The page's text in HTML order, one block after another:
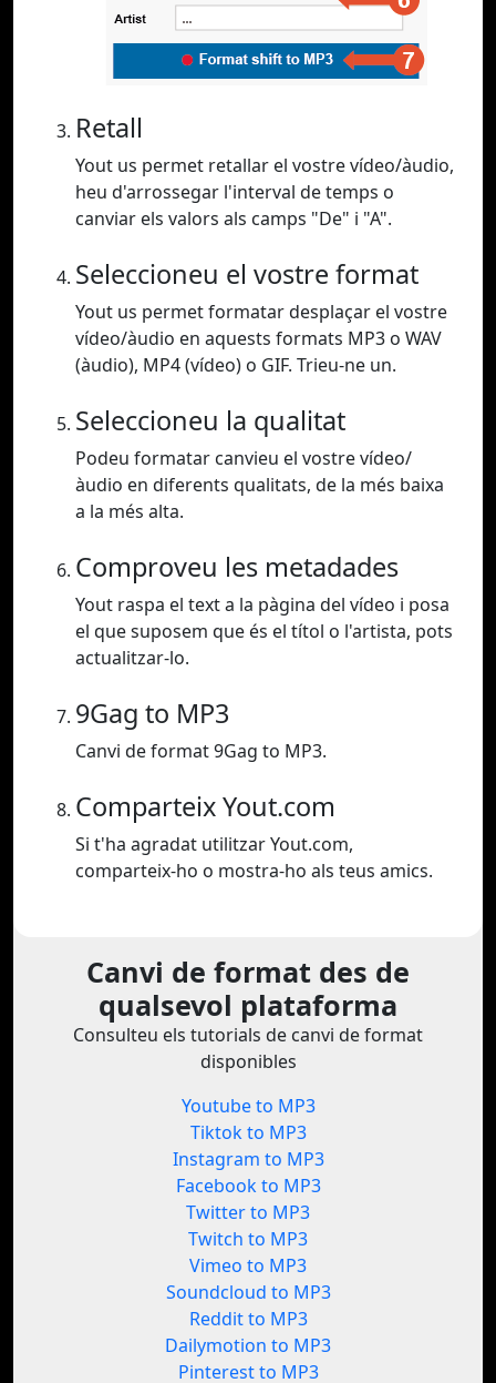
Retall
Yout us permet retallar el vostre vídeo/àudio,
heu d'arrossegar l'interval de temps o
canviar els valors als camps "De" i "A".
Seleccioneu el vostre format
Yout us permet formatar desplaçar el vostre
vídeo/àudio en aquests formats MP3 o WAV
(àudio), MP4 (vídeo) o GIF. Trieu-ne un.
Seleccioneu la qualitat
Podeu formatar canvieu el vostre vídeo/
àudio en diferents qualitats, de la més baixa
a la més alta.
Comproveu les metadades
Yout raspa el text a la pàgina del vídeo i posa
el que suposem que és el títol o l'artista, pots
actualitzar-lo.
9Gag to MP3
Canvi de format 9Gag to MP3.
Comparteix Yout.com
Si t'ha agradat utilitzar Yout.com,
comparteix-ho o mostra-ho als teus amics.
Canvi de format des de
qualsevol plataforma
Consulteu els tutorials de canvi de format
disponibles
Youtube to MP3
Tiktok to MP3
Instagram to MP3
Facebook to MP3
Twitter to MP3
Twitch to MP3
Vimeo to MP3
Soundcloud to MP3
Reddit to MP3
Dailymotion to MP3
Pinterest to MP3